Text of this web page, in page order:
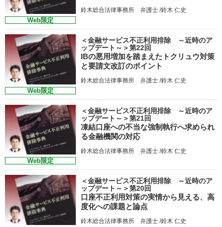
Web限定
鈴木総合法律事務所 弁護士 /鈴木 仁史
Web限定
＜金融サービス不正利用排除 ～近時のア
ップデート～＞第22回
IBの悪用増加を踏まえたトクリュウ対策
と要請文改訂のポイント
鈴木総合法律事務所 弁護士 /鈴木 仁史
Web限定
＜金融サービス不正利用排除 ～近時のア
ップデート～＞第21回
凍結口座への不当な強制執行へ求められ
る金融機関の対応
鈴木総合法律事務所 弁護士 /鈴木 仁史
＜金融サービス不正利用排除 ～近時のア
ップデート～＞第20回
口座不正利用対策の実情から見える、高
度化への課題と論点
鈴木総合法律事務所 弁護士 /鈴木 仁史